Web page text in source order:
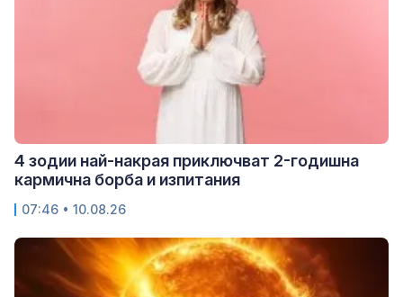
4 зодии най-накрая приключват 2-годишна
кармична борба и изпитания
07:46 • 10.08.26